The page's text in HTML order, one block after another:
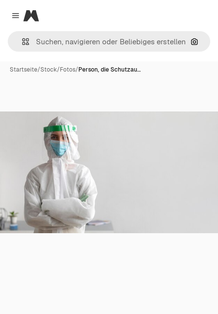
Close menu
Magnific
Nach
Startseite/Stock/Fotos/Person, die Schutzau…